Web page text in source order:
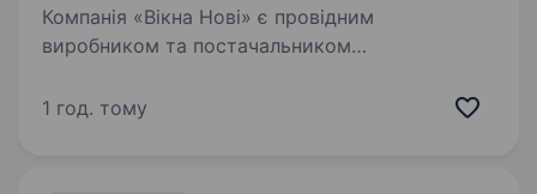
Компанія «Вікна Нові» є провідним
виробником та постачальником
будь-якого рівня складності. Ми працюємо
1 год. тому